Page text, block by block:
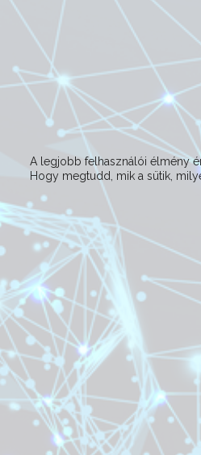
A legjobb felhasználói élmény
Hogy megtudd, mik a sütik,